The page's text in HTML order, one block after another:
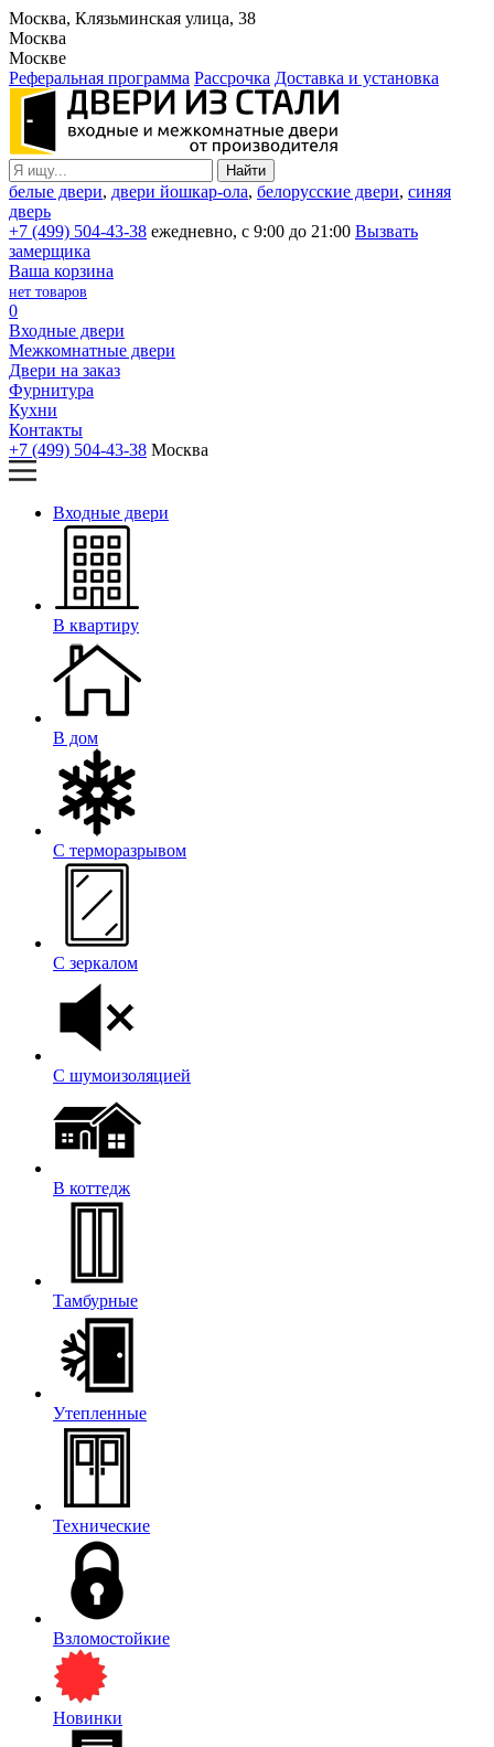
Москва, Клязьминская улица, 38
Москва
Москве
Реферальная программа Рассрочка Доставка и установка
белые двери, двери йошкар-ола, белорусские двери, синяя
дверь
+7 (499) 504-43-38 ежедневно, с 9:00 до 21:00 Вызвать
замерщика
Ваша корзина
нет товаров
0
Входные двери
Межкомнатные двери
Двери на заказ
Фурнитура
Кухни
Контакты
+7 (499) 504-43-38 Москва
Входные двери
В квартиру
В дом
С терморазрывом
С зеркалом
С шумоизоляцией
В коттедж
Тамбурные
Утепленные
Технические
Взломостойкие
Новинки